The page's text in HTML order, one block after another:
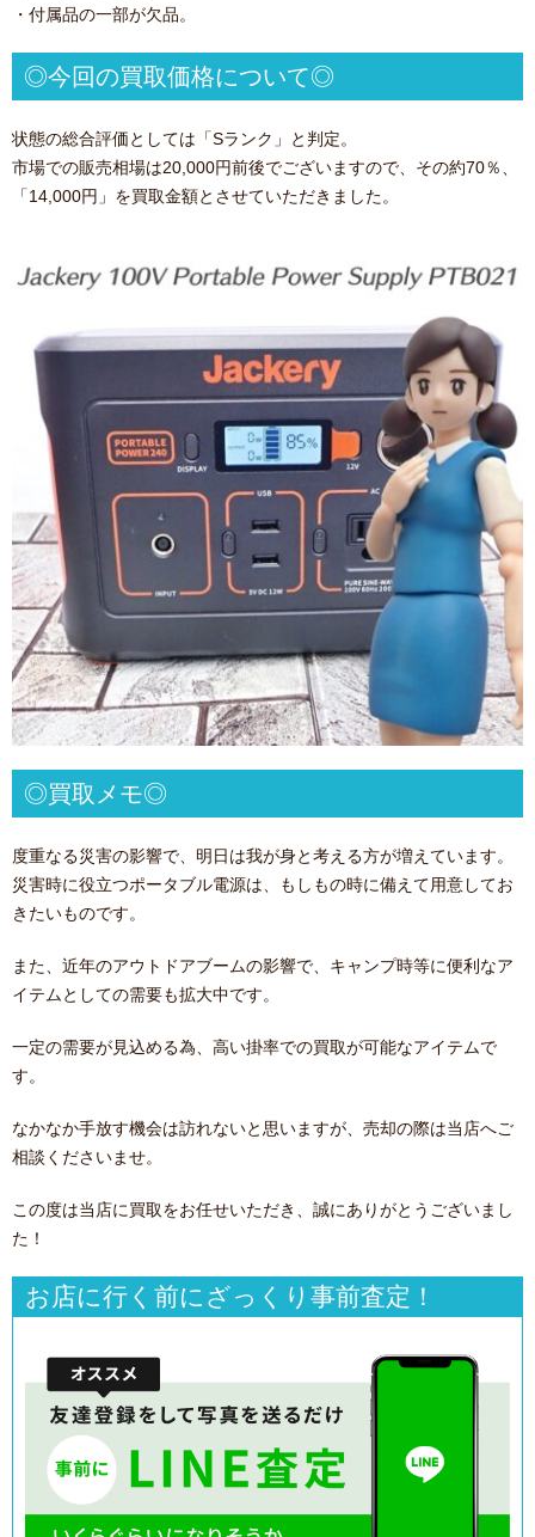
・付属品の一部が欠品。
◎今回の買取価格について◎
状態の総合評価としては「Sランク」と判定。
市場での販売相場は20,000円前後でございますので、その約70％、
「14,000円」を買取金額とさせていただきました。
◎買取メモ◎
度重なる災害の影響で、明日は我が身と考える方が増えています。
災害時に役立つポータブル電源は、もしもの時に備えて用意してお
きたいものです。
また、近年のアウトドアブームの影響で、キャンプ時等に便利なア
イテムとしての需要も拡大中です。
一定の需要が見込める為、高い掛率での買取が可能なアイテムで
す。
なかなか手放す機会は訪れないと思いますが、売却の際は当店へご
相談くださいませ。
この度は当店に買取をお任せいただき、誠にありがとうございまし
た！
お店に行く前にざっくり事前査定！